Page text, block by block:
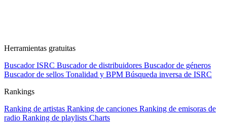
Herramientas gratuitas
Buscador ISRC Buscador de distribuidores Buscador de géneros
Buscador de sellos Tonalidad y BPM Búsqueda inversa de ISRC
Rankings
Ranking de artistas Ranking de canciones Ranking de emisoras de
radio Ranking de playlists Charts